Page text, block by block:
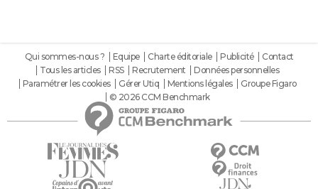
Qui sommes-nous ? Equipe Charte éditoriale Publicité
Contact
Tous les articles
RSS Recrutement
Données personnelles
Paramétrer les cookies
Gérer Utiq Mentions légales
Groupe Figaro
© 2026 CCM Benchmark